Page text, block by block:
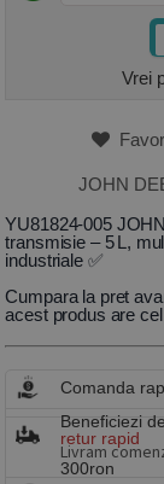
Vrei
JOHN
YU81824-005
transmisie – 5 L,
industriale ✅
Cumpara la pret
acest produs are
Comanda
Beneficiezi
retur rapid
Livram
300ron